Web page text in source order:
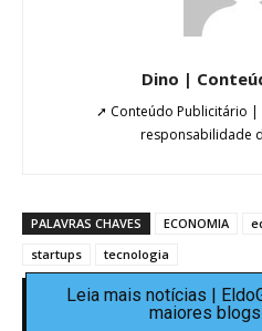
Dino |
➚ Conteúdo Publicitário
responsabilidade
PALAVRAS CHAVES ECONOMIA
startups
tecnologia
Leia mais notícias |
maiores